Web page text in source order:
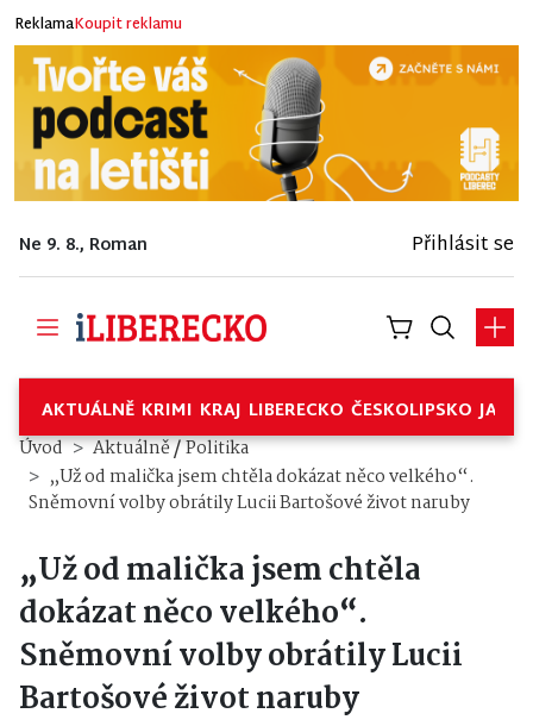
ReklamaKoupit reklamu
Ne 9. 8., Roman Přihlásit se
AKTUÁLNĚ KRIMI KRAJ LIBERECKO ČESKOLIPSKO
Úvod Aktuálně/Politika
„Už od malička jsem chtěla dokázat něco velkého“.
Sněmovní volby obrátily Lucii Bartošové život naruby
„Už od malička jsem chtěla
dokázat něco velkého“.
Sněmovní volby obrátily Lucii
Bartošové život naruby